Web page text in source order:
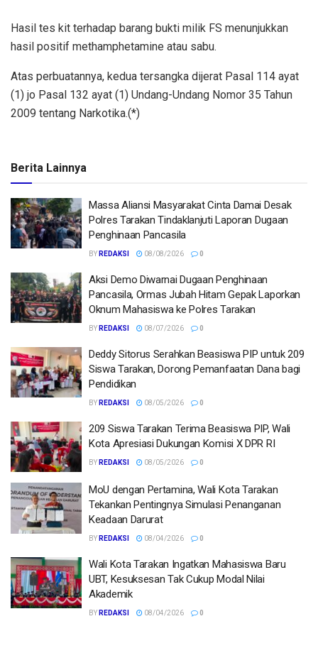
Hasil tes kit terhadap barang bukti milik FS menunjukkan
hasil positif methamphetamine atau sabu.
Atas perbuatannya, kedua tersangka dijerat Pasal 114 ayat
(1) jo Pasal 132 ayat (1) Undang-Undang Nomor 35 Tahun
2009 tentang Narkotika.(*)
Berita Lainnya
Massa Aliansi Masyarakat Cinta Damai Desak
Polres Tarakan Tindaklanjuti Laporan Dugaan
Penghinaan Pancasila
BY REDAKSI 08/08/2026 0
Aksi Demo Diwarnai Dugaan Penghinaan
Pancasila, Ormas Jubah Hitam Gepak Laporkan
Oknum Mahasiswa ke Polres Tarakan
BY REDAKSI 08/07/2026 0
Deddy Sitorus Serahkan Beasiswa PIP untuk 209
Siswa Tarakan, Dorong Pemanfaatan Dana bagi
Pendidikan
BY REDAKSI 08/05/2026 0
209 Siswa Tarakan Terima Beasiswa PIP, Wali
Kota Apresiasi Dukungan Komisi X DPR RI
BY REDAKSI 08/05/2026 0
MoU dengan Pertamina, Wali Kota Tarakan
Tekankan Pentingnya Simulasi Penanganan
Keadaan Darurat
BY REDAKSI 08/04/2026 0
Wali Kota Tarakan Ingatkan Mahasiswa Baru
UBT, Kesuksesan Tak Cukup Modal Nilai
Akademik
BY REDAKSI 08/04/2026 0